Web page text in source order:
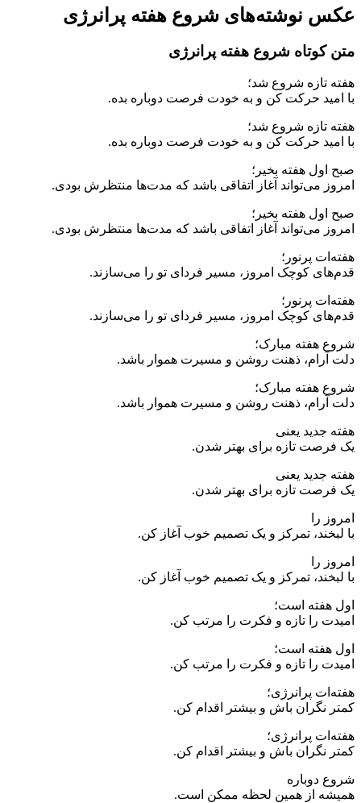
عکس نوشته‌های شروع هفته پرانرژی
متن کوتاه شروع هفته پرانرژی
هفته تازه شروع شد؛
با امید حرکت کن و به خودت فرصت دوباره بده.
هفته تازه شروع شد؛
با امید حرکت کن و به خودت فرصت دوباره بده.
صبح اول هفته بخیر؛
امروز می‌تواند آغاز اتفاقی باشد که مدت‌ها منتظرش بودی.
صبح اول هفته بخیر؛
امروز می‌تواند آغاز اتفاقی باشد که مدت‌ها منتظرش بودی.
هفته‌ات پرنور؛
قدم‌های کوچک امروز، مسیر فردای تو را می‌سازند.
هفته‌ات پرنور؛
قدم‌های کوچک امروز، مسیر فردای تو را می‌سازند.
شروع هفته مبارک؛
دلت آرام، ذهنت روشن و مسیرت هموار باشد.
شروع هفته مبارک؛
دلت آرام، ذهنت روشن و مسیرت هموار باشد.
هفته جدید یعنی
یک فرصت تازه برای بهتر شدن.
هفته جدید یعنی
یک فرصت تازه برای بهتر شدن.
امروز را
با لبخند، تمرکز و یک تصمیم خوب آغاز کن.
امروز را
با لبخند، تمرکز و یک تصمیم خوب آغاز کن.
اول هفته است؛
امیدت را تازه و فکرت را مرتب کن.
اول هفته است؛
امیدت را تازه و فکرت را مرتب کن.
هفته‌ات پرانرژی؛
کمتر نگران باش و بیشتر اقدام کن.
هفته‌ات پرانرژی؛
کمتر نگران باش و بیشتر اقدام کن.
شروع دوباره
همیشه از همین لحظه ممکن است.